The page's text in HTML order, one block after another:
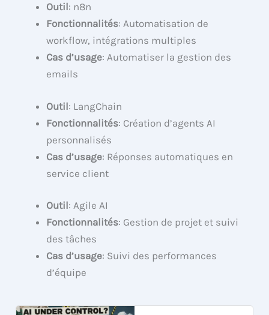
Outil: n8n
Fonctionnalités: Automatisation de
workflow, intégrations multiples
Cas d’usage: Automatiser la gestion des
emails
Outil: LangChain
Fonctionnalités: Création d’agents AI
personnalisés
Cas d’usage: Réponses automatiques en
service client
Outil: Agile AI
Fonctionnalités: Gestion de projet et suivi
des tâches
Cas d’usage: Suivi des performances
d’équipe